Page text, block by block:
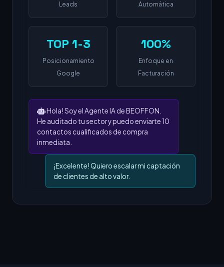
Leads
Automática
TOP 1-3
Posicionamiento
Google
100%
Enfoque en
Facturación
Hola! Soy el Agente IA de BEOFFON.
He auditado tu sector y puedo enviarte 10
contactos cualificados de compra
inmediata.
¡Excelente! Quiero escalar mi captación
de clientes de alto valor.